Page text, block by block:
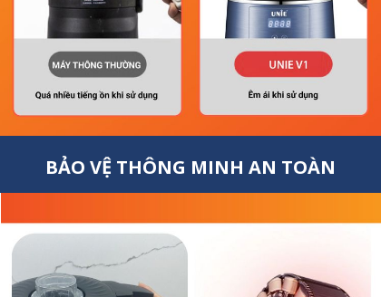
BẢO VỆ THÔNG MINH AN TOÀN